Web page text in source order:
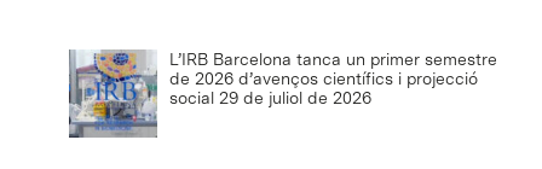
L’IRB Barcelona tanca un primer semestre
de 2026 d’avenços científics i projecció
social 29 de juliol de 2026